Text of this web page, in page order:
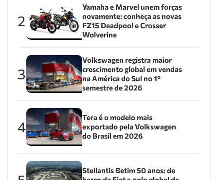
2
Yamaha e Marvel unem forças
novamente: conheça as novas
FZ15 Deadpool e Crosser
Wolverine
3
Volkswagen registra maior
crescimento global em vendas
na América do Sul no 1º
semestre de 2026
4
Tera é o modelo mais
exportado pela Volkswagen
do Brasil em 2026
Stellantis Betim 50 anos: de